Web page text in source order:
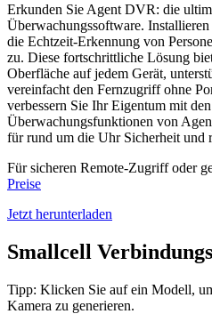
Erkunden Sie Agent DVR: die
Überwachungssoftware.
die Echtzeit-Erkennung von
zu. Diese fortschrittliche Lösung
Oberfläche auf jedem Gerät,
vereinfacht den Fernzugriff ohne
verbessern Sie Ihr Eigentum mit
Überwachungsfunktionen von
für rund um die Uhr Sicherheit und
Für sicheren Remote-Zugriff oder
Preise
Jetzt herunterladen
Smallcell
Tipp: Klicken Sie auf ein Modell,
Kamera zu generieren.